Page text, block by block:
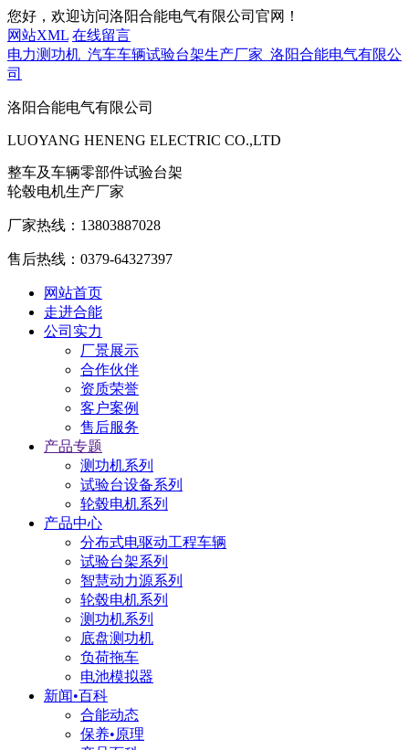
您好，欢迎访问洛阳合能电气有限公司官网！
网站XML 在线留言
电力测功机_汽车车辆试验台架生产厂家_洛阳合能电气有限公
司
洛阳合能电气有限公司
LUOYANG HENENG ELECTRIC CO.,LTD
整车及车辆零部件试验台架
轮毂电机生产厂家
厂家热线： 13803887028
售后热线： 0379-64327397
网站首页
走进合能
公司实力
厂景展示
合作伙伴
资质荣誉
客户案例
售后服务
产品专题
测功机系列
试验台设备系列
轮毂电机系列
产品中心
分布式电驱动工程车辆
试验台架系列
智慧动力源系列
轮毂电机系列
测功机系列
底盘测功机
负荷拖车
电池模拟器
新闻•百科
合能动态
保养•原理